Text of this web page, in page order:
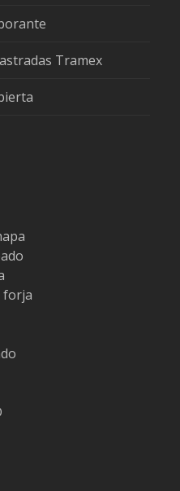
Tramex
forja